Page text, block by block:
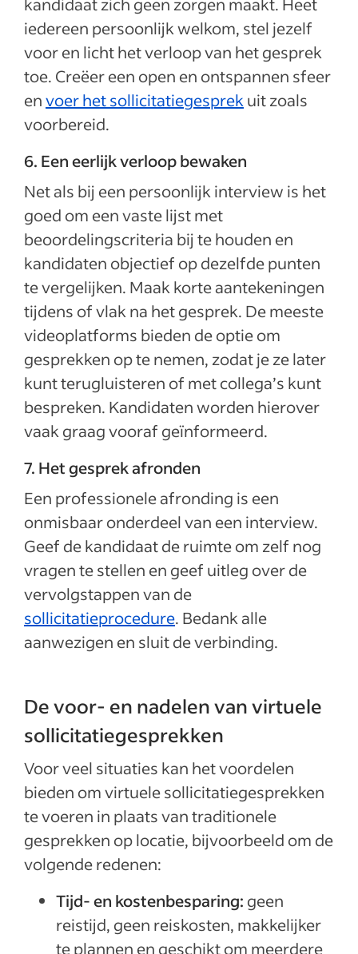
iedereen persoonlijk welkom, stel jezelf
voor en licht het verloop van het gesprek
toe. Creëer een open en ontspannen sfeer
envoer het sollicitatiegesprek uit zoals
voorbereid.
6. Een eerlijk verloop bewaken
Net als bij een persoonlijk interview is het
goed om een vaste lijst met
beoordelingscriteria bij te houden en
kandidaten objectief op dezelfde punten
te vergelijken. Maak korte aantekeningen
tijdens of vlak na het gesprek. De meeste
videoplatforms bieden de optie om
gesprekken op te nemen, zodat je ze later
kunt terugluisteren of met collega’s kunt
bespreken. Kandidaten worden hierover
vaak graag vooraf geïnformeerd.
7. Het gesprek afronden
Een professionele afronding is een
onmisbaar onderdeel van een interview.
Geef de kandidaat de ruimte om zelf nog
vragen te stellen en geef uitleg over de
vervolgstappen van de
sollicitatieprocedure. Bedank alle
aanwezigen en sluit de verbinding.
De voor- en nadelen van virtuele
sollicitatiegesprekken
Voor veel situaties kan het voordelen
bieden om virtuele sollicitatiegesprekken
te voeren in plaats van traditionele
gesprekken op locatie, bijvoorbeeld om de
volgende redenen:
Tijd- en kostenbesparing: geen
reistijd, geen reiskosten, makkelijker
te plannen en geschikt om meerdere